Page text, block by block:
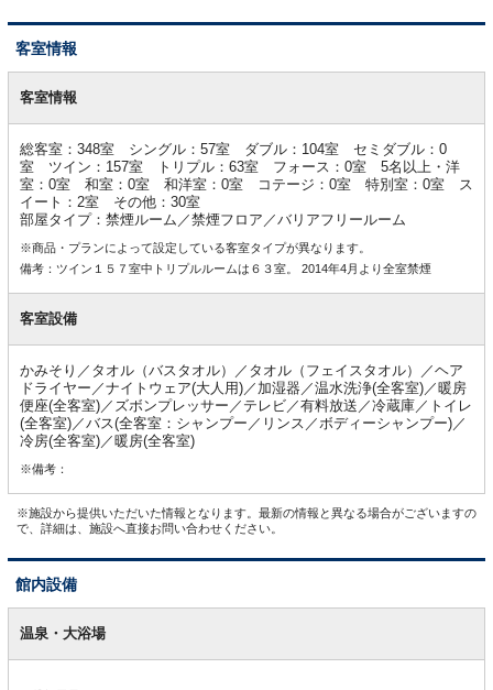
客室情報
室客室情報
総客室：348室 シングル：57室 ダブル：104室 セミダブル：0
室 ツイン：157室 トリプル：63室 フォース：0室 5名以上・洋
室：0室 和室：0室 和洋室：0室 コテージ：0室 特別室：0室 ス
イート：2室 その他：30室
部屋タイプ：禁煙ルーム／禁煙フロア／バリアフリールーム
※商品・プランによって設定している客室タイプが異なります。
備考：ツイン１５７室中トリプルルームは６３室。 2014年4月より全室禁煙
客室設備
かみそり／タオル（バスタオル）／タオル（フェイスタオル）／ヘア
ドライヤー／ナイトウェア(大人用)／加湿器／温水洗浄(全客室)／暖房
便座(全客室)／ズボンプレッサー／テレビ／有料放送／冷蔵庫／トイレ
(全客室)／バス(全客室：シャンプー／リンス／ボディーシャンプー)／
冷房(全客室)／暖房(全客室)
※備考：
※施設から提供いただいた情報となります。最新の情報と異なる場合がございますの
で、詳細は、施設へ直接お問い合わせください。
館内設備
内温泉・大浴場